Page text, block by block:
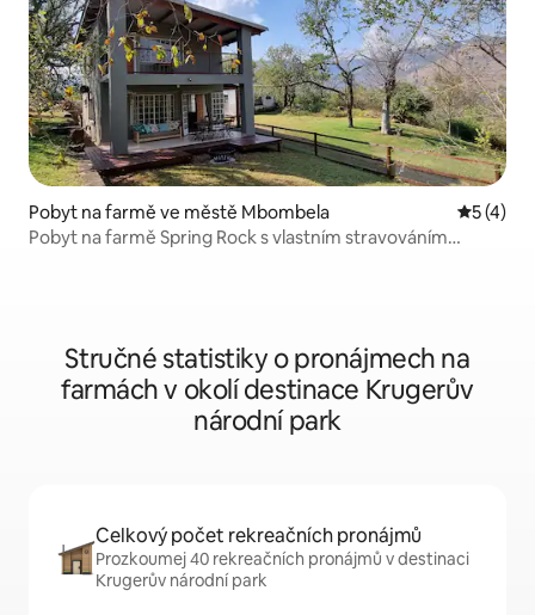
Pobyt na farmě ve městě Mbombela
5 (4)
Pobyt na farmě Spring Rock s vlastním stravováním
Stručné statistiky o pronájmech na
farmách v okolí destinace Krugerův
národní park
Celkový počet rekreačních pronájmů
Prozkoumej 40 rekreačních pronájmů v destinaci
Krugerův národní park